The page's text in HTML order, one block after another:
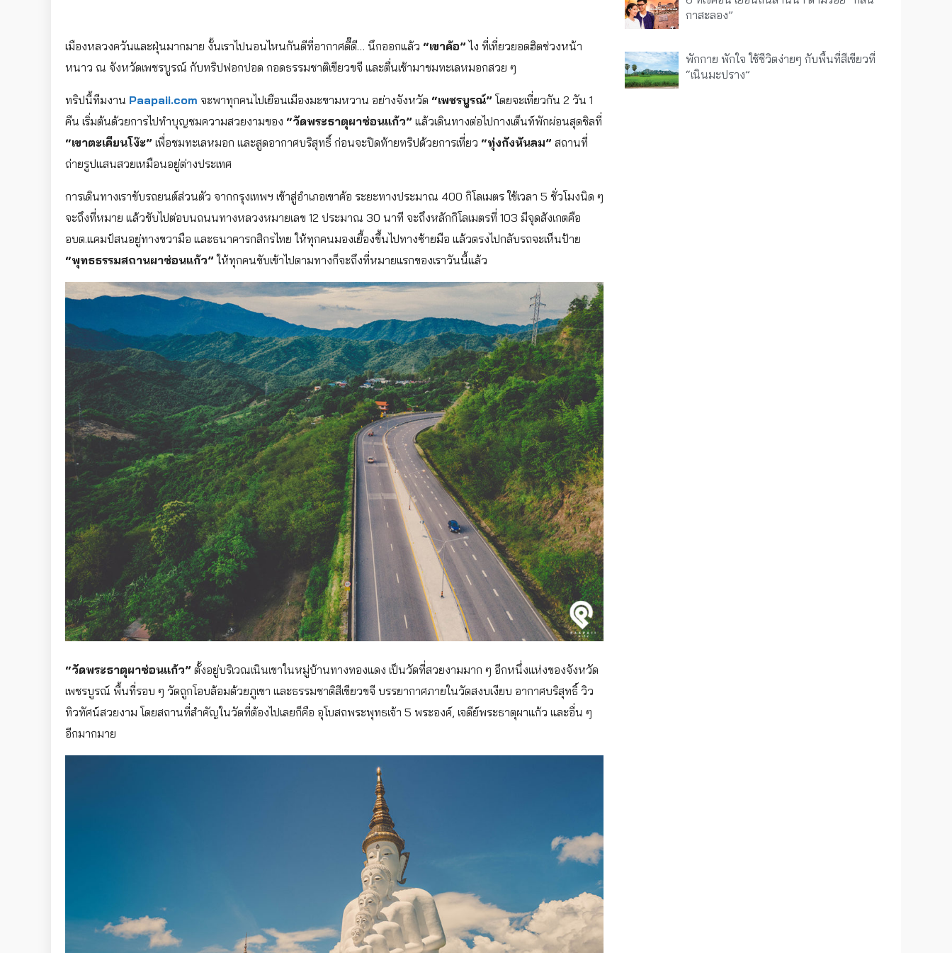
เมืองหลวงควันและฝุ่นมากมาย งั้นเราไปนอนไหนกันดีที่อากาศดี๊ดี… นึกออกแล้ว “เขาค้อ” ไง ที่เที่ยวยอดฮิตช่วงหน้า
หนาว ณ จังหวัดเพชรบูรณ์ กับทริปฟอกปอด กอดธรรมชาติเขียวขจี และตื่นเช้ามาชมทะเลหมอกสวย ๆ
ทริปนี้ทีมงาน Paapaii.com จะพาทุกคนไปเยือนเมืองมะขามหวาน อย่างจังหวัด “เพชรบูรณ์” โดยจะเที่ยวกัน 2 วัน 1
คืน เริ่มต้นด้วยการไปทำบุญชมความสวยงามของ “วัดพระธาตุผาซ่อนแก้ว” แล้วเดินทางต่อไปกางเต็นท์พักผ่อนสุดชิลที่
“เขาตะเคียนโง๊ะ” เพื่อชมทะเลหมอก และสูดอากาศบริสุทธิ์ ก่อนจะปิดท้ายทริปด้วยการเที่ยว “ทุ่งกังหันลม” สถานที่
ถ่ายรูปแสนสวยเหมือนอยู่ต่างประเทศ
การเดินทางเราขับรถยนต์ส่วนตัว จากกรุงเทพฯ เข้าสู่อำเภอเขาค้อ ระยะทางประมาณ 400 กิโลเมตร ใช้เวลา 5 ชั่วโมงนิด ๆ
จะถึงที่หมาย แล้วขับไปต่อบนถนนทางหลวงหมายเลข 12 ประมาณ 30 นาที จะถึงหลักกิโลเมตรที่ 103 มีจุดสังเกตคือ
อบต.แคมป์สนอยู่ทางขวามือ และธนาคารกสิกรไทย ให้ทุกคนมองเยื้องขึ้นไปทางซ้ายมือ แล้วตรงไปกลับรถจะเห็นป้าย
“พุทธธรรมสถานผาซ่อนแก้ว” ให้ทุกคนขับเข้าไปตามทางก็จะถึงที่หมายแรกของเราวันนี้แล้ว
“วัดพระธาตุผาซ่อนแก้ว” ตั้งอยู่บริเวณเนินเขาในหมู่บ้านทางทองแดง เป็นวัดที่สวยงามมาก ๆ อีกหนึ่งแห่งของจังหวัด
เพชรบูรณ์ พื้นที่รอบ ๆ วัดถูกโอบล้อมด้วยภูเขา และธรรมชาติสีเขียวขจี บรรยากาศภายในวัดสงบเงียบ อากาศบริสุทธิ์ วิว
ทิวทัศน์สวยงาม โดยสถานที่สำคัญในวัดที่ต้องไปเลยก็คือ อุโบสถพระพุทธเจ้า 5 พระองค์, เจดีย์พระธาตุผาแก้ว และอื่น ๆ
อีกมากมาย
กาสะลอง”
พักกาย พักใจ ใช้ชีวิตง่ายๆ กับพื้นที่สีเขียวที่
“เนินมะปราง”